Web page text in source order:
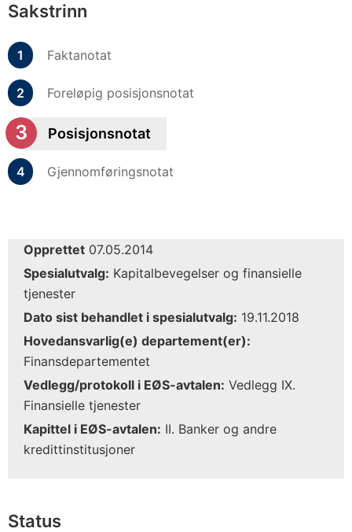
Sakstrinn
Faktanotat
Foreløpig posisjonsnotat
Posisjonsnotat
Gjennomføringsnotat
Opprettet 07.05.2014
Spesialutvalg: Kapitalbevegelser og finansielle
tjenester
Dato sist behandlet i spesialutvalg: 19.11.2018
Hovedansvarlig(e) departement(er):
Finansdepartementet
Vedlegg/protokoll i EØS-avtalen: Vedlegg IX.
Finansielle tjenester
Kapittel i EØS-avtalen: II. Banker og andre
kredittinstitusjoner
Status